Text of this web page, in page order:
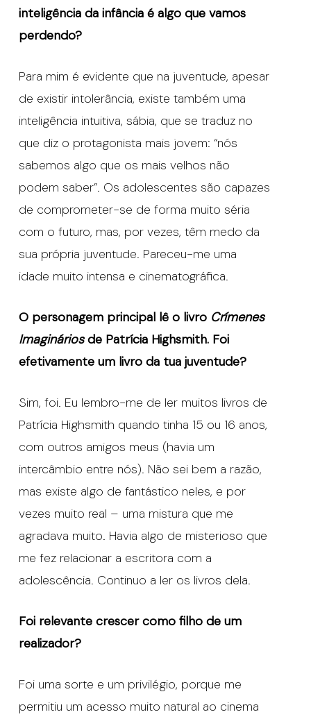
inteligência da infância é algo que vamos
perdendo?
Para mim é evidente que na juventude, apesar
de existir intolerância, existe também uma
inteligência intuitiva, sábia, que se traduz no
que diz o protagonista mais jovem: “nós
sabemos algo que os mais velhos não
podem saber”. Os adolescentes são capazes
de comprometer-se de forma muito séria
com o futuro, mas, por vezes, têm medo da
sua própria juventude. Pareceu-me uma
idade muito intensa e cinematográfica.
O personagem principal lê o livro Crímenes
Imagináriosde Patrícia Highsmith. Foi
efetivamente um livro da tua juventude?
Sim, foi. Eu lembro-me de ler muitos livros de
Patrícia Highsmith quando tinha 15 ou 16 anos,
com outros amigos meus (havia um
intercâmbio entre nós). Não sei bem a razão,
mas existe algo de fantástico neles, e por
vezes muito real – uma mistura que me
agradava muito. Havia algo de misterioso que
me fez relacionar a escritora com a
adolescência. Continuo a ler os livros dela.
Foi relevante crescer como filho de um
realizador?
Foi uma sorte e um privilégio, porque me
permitiu um acesso muito natural ao cinema